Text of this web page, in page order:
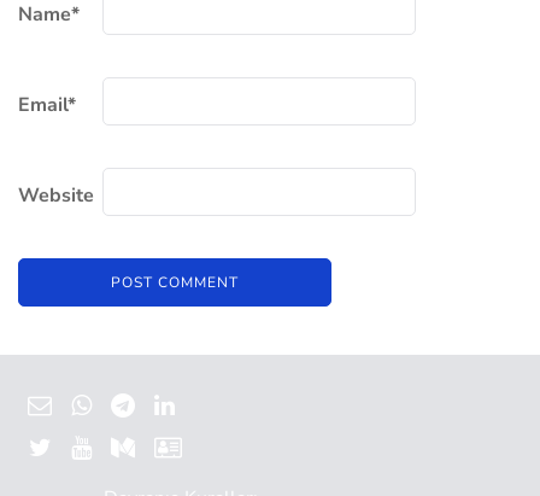
Name*
Email*
Website